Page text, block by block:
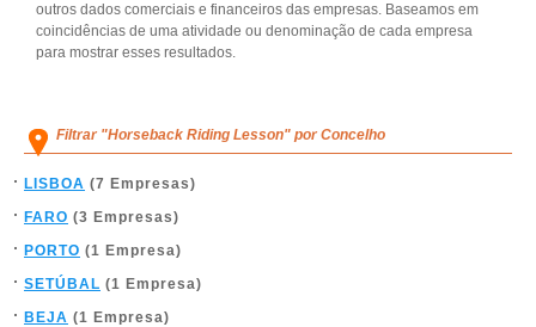
outros dados comerciais e financeiros das empresas. Baseamos em
coincidências de uma atividade ou denominação de cada empresa
para mostrar esses resultados.
Filtrar "Horseback Riding Lesson" por Concelho
LISBOA (7 Empresas)
FARO (3 Empresas)
PORTO (1 Empresa)
SETÚBAL (1 Empresa)
BEJA (1 Empresa)